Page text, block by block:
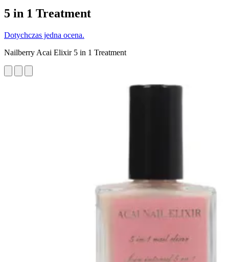
5 in 1 Treatment
Dotychczas jedna ocena.
Nailberry Acai Elixir 5 in 1 Treatment